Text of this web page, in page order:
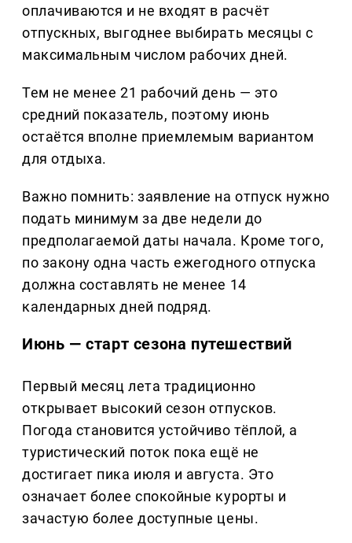
оплачиваются и не входят в расчёт
отпускных, выгоднее выбирать месяцы с
максимальным числом рабочих дней.
Тем не менее 21 рабочий день — это
средний показатель, поэтому июнь
остаётся вполне приемлемым вариантом
для отдыха.
Важно помнить: заявление на отпуск нужно
подать минимум за две недели до
предполагаемой даты начала. Кроме того,
по закону одна часть ежегодного отпуска
должна составлять не менее 14
календарных дней подряд.
Июнь — старт сезона путешествий
Первый месяц лета традиционно
открывает высокий сезон отпусков.
Погода становится устойчиво тёплой, а
туристический поток пока ещё не
достигает пика июля и августа. Это
означает более спокойные курорты и
зачастую более доступные цены.